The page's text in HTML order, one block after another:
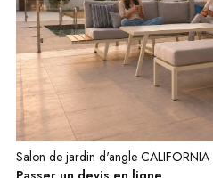
Salon de jardin d'angle CALIFORNIA